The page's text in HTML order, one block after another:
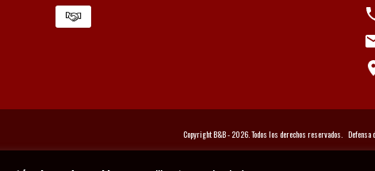
Copyright B&B - 2026. Todos los derechos reservados. Defensa